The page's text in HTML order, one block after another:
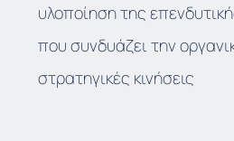
υλοποίηση της
που συνδυάζει την
στρατηγικές κινήσεις